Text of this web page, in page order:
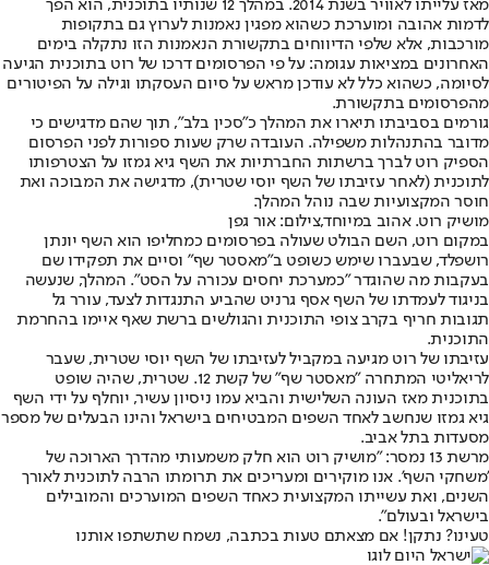
מאז עלייתו לאוויר בשנת 2014. במהלך 12 שנותיו בתוכנית, הוא הפך
לדמות אהובה ומוערכת כשהוא מפגין נאמנות לערוץ גם בתקופות
מורכבות, אלא שלפי הדיווחים בתקשורת הנאמנות הזו נתקלה בימים
האחרונים במציאות עגומה: על פי הפרסומים דרכו של רוט בתוכנית הגיעה
לסיומה, כשהוא כלל לא עודכן מראש על סיום העסקתו וגילה על הפיטורים
מהפרסומים בתקשורת.
גורמים בסביבתו תיארו את המהלך כ"סכין בלב", תוך שהם מדגישים כי
מדובר בהתנהלות משפילה. העובדה שרק שעות ספורות לפני הפרסום
הספיק רוט לברך ברשתות החברתיות את השף גיא גמזו על הצטרפותו
לתוכנית (לאחר עזיבתו של השף יוסי שטרית), מדגישה את המבוכה ואת
חוסר המקצועיות שבה נוהל המהלך.
מושיק רוט. אהוב במיוחד,צילום: אור גפן
במקום רוט, השם הבולט שעולה בפרסומים כמחליפו הוא השף יונתן
רושפלד, שבעברו שימש כשופט ב"מאסטר שף" וסיים את תפקידו שם
בעקבות מה שהוגדר "כמערכת יחסים עכורה על הסט". המהלך, שנעשה
בניגוד לעמדתו של השף אסף גרניט שהביע התנגדות לצעד, עורר גל
תגובות חריף בקרב צופי התוכנית והגולשים ברשת שאף איימו בהחרמת
התוכנית.
עזיבתו של רוט מגיעה במקביל לעזיבתו של השף יוסי שטרית, שעבר
לריאליטי המתחרה "מאסטר שף" של קשת 12. שטרית, שהיה שופט
בתוכנית מאז העונה השלישית והביא עמו ניסיון עשיר, יוחלף על ידי השף
גיא גמזו שנחשב לאחד השפים המבטיחים בישראל והינו הבעלים של מספר
מסעדות בתל אביב.
מרשת 13 נמסר: "מושיק רוט הוא חלק משמעותי מהדרך הארוכה של
'משחקי השף'. אנו מוקירים ומעריכים את תרומתו הרבה לתוכנית לאורך
השנים, ואת עשייתו המקצועית כאחד השפים המוערכים והמובילים
בישראל ובעולם".
טעינו? נתקן! אם מצאתם טעות בכתבה, נשמח שתשתפו אותנו